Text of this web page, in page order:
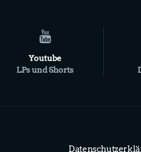
Youtube
LPs und Shorts